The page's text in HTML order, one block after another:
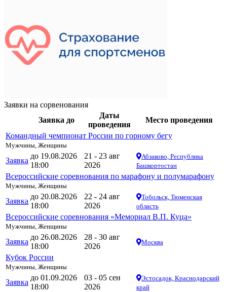
Заявки на сорвенования
Заявка до
Даты
проведения
Место проведения
Командный чемпионат России по горному бегу
Мужчины, Женщины
Заявка
до 19.08.2026
18:00
21 - 23 авг
2026
Абзаково, Республика
Башкортостан
Всероссийские соревнования по марафону и полумарафону
Мужчины, Женщины
Заявка
до 20.08.2026
18:00
22 - 24 авг
2026
Тобольск, Тюменская
область
Всероссийские соревнования «Мемориал В.П. Куца»
Мужчины, Женщины
Заявка
до 26.08.2026
18:00
28 - 30 авг
2026
Москва
Кубок России
Мужчины, Женщины
Заявка
до 01.09.2026
18:00
03 - 05 сен
2026
Эстосадок, Краснодарский
край